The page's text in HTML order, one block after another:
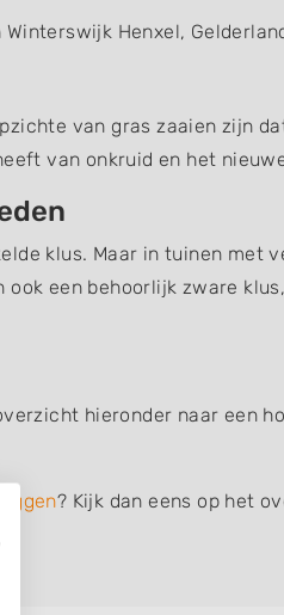
Henxel,
van gras zaaien zijn
van onkruid en het
klus. Maar in tuinen
een behoorlijk zware
hieronder naar een
? Kijk dan eens op het